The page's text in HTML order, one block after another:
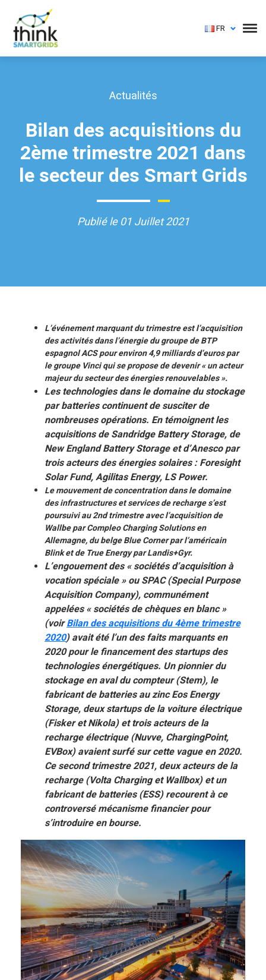
FR
Actualités
Bilan des acquisitions du
2ème trimestre 2021 dans
le secteur des Smart Grids
Publié le 01 Juillet 2021
L’événement marquant du trimestre est l’acquisition
des activités dans l’énergie du groupe de BTP
espagnol ACS pour environ 4,9 milliards d’euros par
le groupe Vinci qui se propose de devenir « un acteur
majeur du secteur des énergies renouvelables ».
Les technologies dans le domaine du stockage
par batteries continuent de susciter de
nombreuses opérations. En témoignent les
acquisitions de Sandridge Battery Storage, de
New England Battery Storage et d’Anesco par
trois acteurs des énergies solaires : Foresight
Solar Fund, Agilitas Energy, LS Power.
Le mouvement de concentration dans le domaine
des infrastructures et services de recharge s’est
poursuivi au 2nd trimestre avec l’acquisition de
Wallbe par Compleo Charging Solutions en
Allemagne, du belge Blue Corner par l’américain
Blink et de True Energy par Landis+Gyr.
L’engouement des « sociétés d’acquisition à
vocation spéciale » ou SPAC (Special Purpose
Acquisition Company), communément
appelées « sociétés de chèques en blanc »
(voirBilan des acquisitions du 4ème trimestre
2020) avait été l’un des faits marquants en
2020 pour le financement des startups des
technologies énergétiques. Un pionnier du
stockage en aval du compteur (Stem), le
fabricant de batteries au zinc Eos Energy
Storage, deux startups de la voiture électrique
(Fisker et Nikola) et trois acteurs de la
recharge électrique (Nuvve, ChargingPoint,
EVBox) avaient surfé sur cette vague en 2020.
Ce second trimestre 2021, deux acteurs de la
recharge (Volta Charging et Wallbox) et un
fabricant de batteries (ESS) recourent à ce
controversé mécanisme financier pour
s’introduire en bourse.